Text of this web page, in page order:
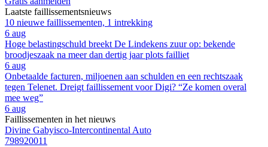
Laatste faillissementsnieuws
10 nieuwe faillissementen, 1 intrekking
6 aug
Hoge belastingschuld breekt De Lindekens zuur op: bekende
broodjeszaak na meer dan dertig jaar plots failliet
6 aug
Onbetaalde facturen, miljoenen aan schulden en een rechtszaak
tegen Telenet. Dreigt faillissement voor Digi? “Ze komen overal
mee weg”
6 aug
Faillissementen in het nieuws
Divine Gabyisco-Intercontinental Auto
798920011